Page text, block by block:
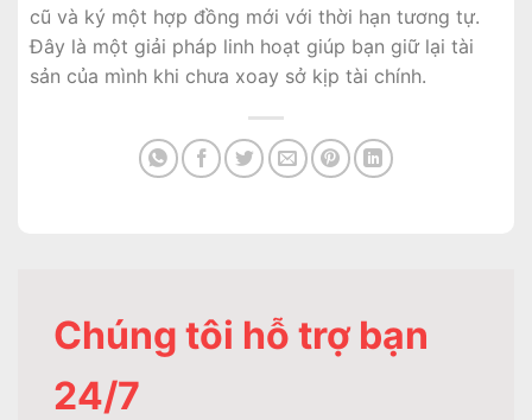
cũ và ký một hợp đồng mới với thời hạn tương tự.
Đây là một giải pháp linh hoạt giúp bạn giữ lại tài
sản của mình khi chưa xoay sở kịp tài chính.
Chúng tôi hỗ trợ bạn
24/7